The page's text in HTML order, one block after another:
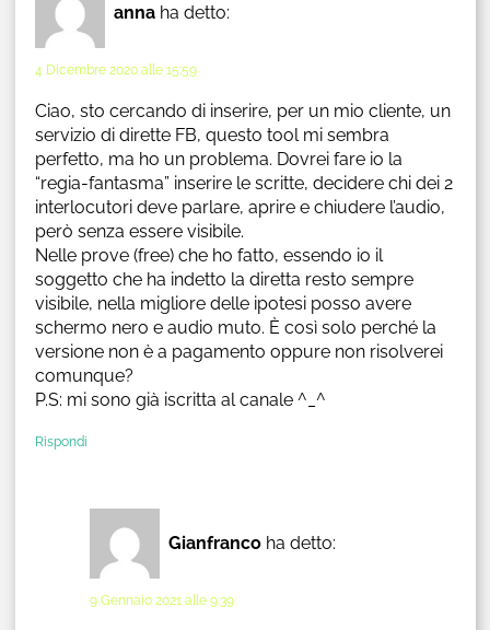
anna ha detto:
4 Dicembre 2020 alle 15:59
Ciao, sto cercando di inserire, per un mio cliente, un
servizio di dirette FB, questo tool mi sembra
perfetto, ma ho un problema. Dovrei fare io la
“regia-fantasma” inserire le scritte, decidere chi dei 2
interlocutori deve parlare, aprire e chiudere l’audio,
però senza essere visibile.
Nelle prove (free) che ho fatto, essendo io il
soggetto che ha indetto la diretta resto sempre
visibile, nella migliore delle ipotesi posso avere
schermo nero e audio muto. È così solo perché la
versione non è a pagamento oppure non risolverei
comunque?
P.S: mi sono già iscritta al canale ^_^
Rispondi
Gianfranco ha detto:
9 Gennaio 2021 alle 9:39